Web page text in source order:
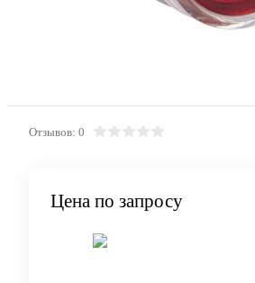
Отзывов: 0
Цена по запросу